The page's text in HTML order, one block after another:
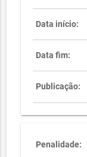
Data início:
Data fim:
Publicação:
Penalidade: